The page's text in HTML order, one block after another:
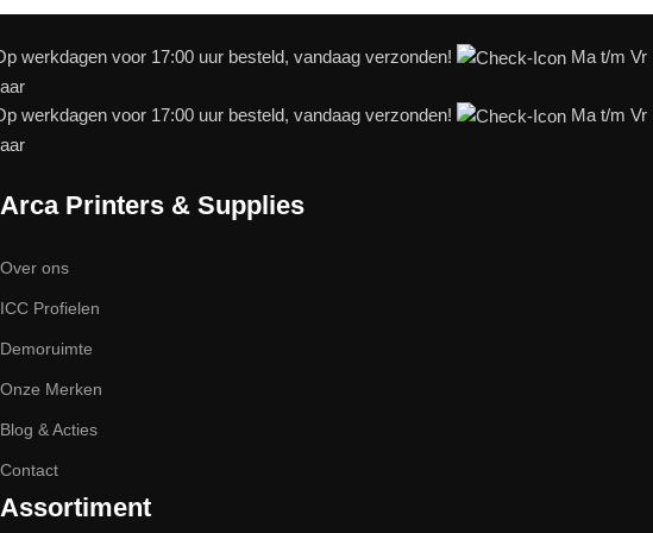
werkdagen voor 17:00 uur besteld, vandaag verzonden! Ma t/m Vr
werkdagen voor 17:00 uur besteld, vandaag verzonden!
Ma t/m Vr
Arca Printers & Supplies
Over ons
ICC Profielen
Demoruimte
Onze Merken
Blog & Acties
Contact
Assortiment